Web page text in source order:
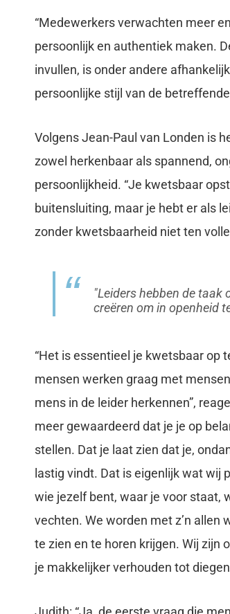
“Medewerkers verwachten meer
persoonlijk en authentiek maken.
invullen, is onder andere
persoonlijke stijl van de
Volgens Jean-Paul van Londen is
zowel herkenbaar als spannend,
persoonlijkheid. “Je kwetsbaar
buitensluiting, maar je hebt er als
zonder kwetsbaarheid niet ten
Leiders hebben de taak
creëren om in openheid
“Het is essentieel je kwetsbaar op
mensen werken graag met
mens in de leider herkennen”,
meer gewaardeerd dat je je op
stellen. Dat je laat zien dat je,
lastig vindt. Dat is eigenlijk wat wij
wie jezelf bent, waar je voor staat,
vechten. We worden met z’n allen
te zien en te horen krijgen. Wij zijn
je makkelijker verhouden tot